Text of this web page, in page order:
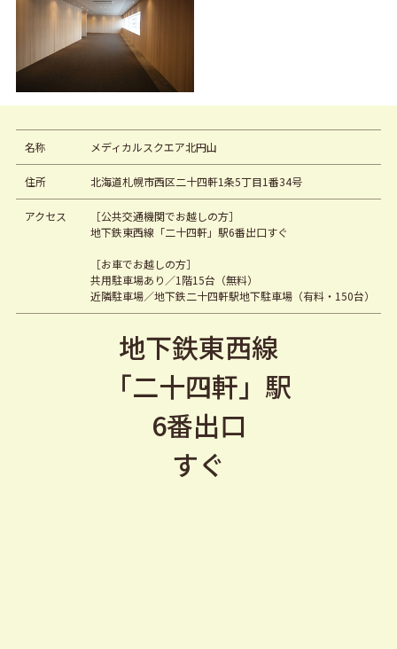
名称 メディカルスクエア北円山
住所 北海道札幌市西区二十四軒1条5丁目1番34号
アクセス
［公共交通機関でお越しの方］
地下鉄東西線「二十四軒」駅6番出口すぐ
［お車でお越しの方］
共用駐車場あり／1階15台（無料）
近隣駐車場／地下鉄二十四軒駅地下駐車場（有料・150台）
地下鉄東西線
「二十四軒」駅
6番出口
すぐ